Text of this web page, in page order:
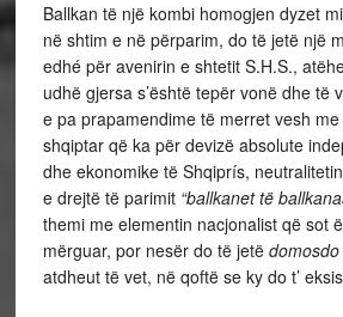
Ballkan të një kombi homogjen dyzet
në shtim e në përparim, do të jetë një
edhé për avenirin e shtetit S.H.S.,
udhë gjersa s’është tepër vonë dhe të
e pa prapamendime të merret vesh
shqiptar që ka për devizë absolute
dhe ekonomike të Shqiprís,
e drejtë të parimit “ballkanet të
themi me elementin nacjonalist që sot
mërguar, por nesër do të jetë domosdo
atdheut të vet, në qoftë se ky do t’